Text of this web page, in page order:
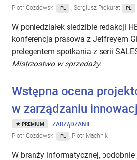
Piotr Gozdowski PL , Sergiusz Prokurat PL
W poniedziałek siedzibie redakcji
konferencja prasowa z Jeffreyem
prelegentem spotkania z serii
Mistrzostwo w sprzedaży.
Wstępna ocena
w zarządzaniu
PREMIUM ZARZĄDZANIE
Piotr Gozdowski PL , Piotr Machnik
W branży informatycznej,